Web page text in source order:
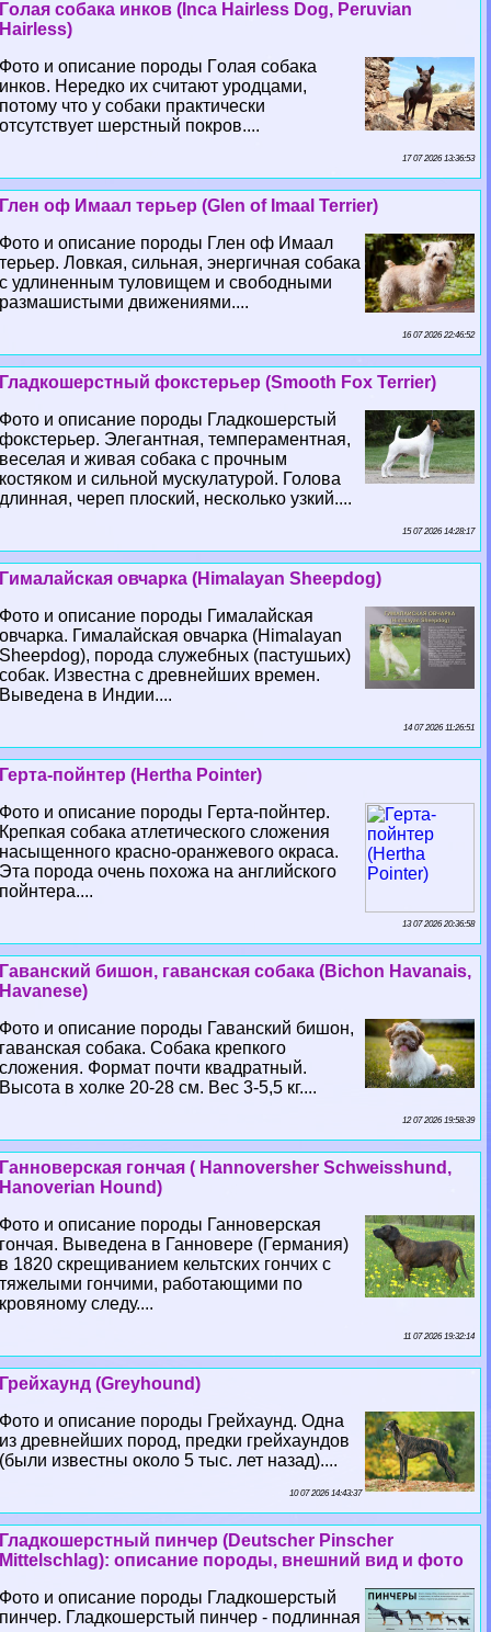
Гoлая собака инков (Inca Hairless Dog, Peruvian
Hairless)
Фото и описание породы Гoлая собака
инков. Нередко их считают уpoдцами,
потому что у собаки пpaктически
отсутствует шерстный покров....
17 07 2026 13:36:53
Глен оф Имаал терьер (Glen of Imaal Terrier)
Фото и описание породы Глен оф Имаал
терьер. Ловкая, сильная, энергичная собака
с удлиненным туловищем и свободными
размашистыми движениями....
16 07 2026 22:46:52
Гладкошерстный фокстерьер (Smooth Fox Terrier)
Фото и описание породы Гладкошерстый
фокстерьер. Элегантная, темпераментная,
веселая и живая собака с прочным
костяком и сильной мускулатурой. Голова
длинная, череп плоский, несколько узкий....
15 07 2026 14:28:17
Гималайская овчарка (Himalayan Sheepdog)
Фото и описание породы Гималайская
овчарка. Гималайская овчарка (Himalayan
Sheepdog), порода служебных (пастушьих)
собак. Известна с древнейших времен.
Выведена в Индии....
14 07 2026 11:26:51
Герта-пойнтер (Hertha Pointer)
Фото и описание породы Герта-пойнтер.
Крепкая собака атлетического сложения
насыщенного красно-оранжевого окраса.
Эта порода очень похожа на английского
пойнтера....
13 07 2026 20:36:58
Гаванский бишон, гаванская собака (Bichon Havanais,
Havanese)
Фото и описание породы Гаванский бишон,
гаванская собака. Собака крепкого
сложения. Формат почти квадратный.
Высота в холке 20-28 см. Вес 3-5,5 кг....
12 07 2026 19:58:39
Ганноверская гончая ( Hannoversher Schweisshund,
Hanoverian Hound)
Фото и описание породы Ганноверская
гончая. Выведена в Ганновере (Германия)
в 1820 скрещиванием кельтских гончих с
тяжелыми гончими, работающими по
кровяному следу....
11 07 2026 19:32:14
Грейхаунд (Greyhound)
Фото и описание породы Грейхаунд. Одна
из древнейших пород, предки грейхаундов
(были известны около 5 тыс. лет назад)....
10 07 2026 14:43:37
Гладкошерстный пинчер (Deutscher Pinscher
Mittelschlag): описание породы, внешний вид и фото
Фото и описание породы Гладкошерстый
пинчер. Гладкошерстый пинчер - подлинная